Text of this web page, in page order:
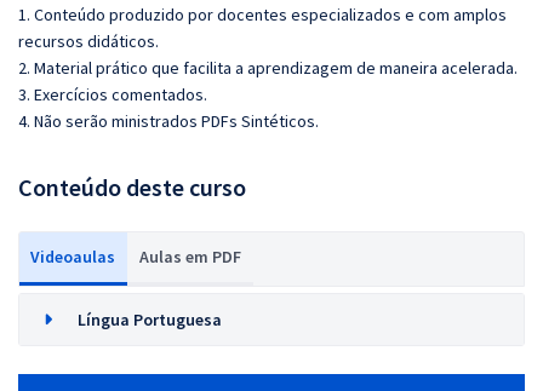
1. Conteúdo produzido por docentes especializados e com amplos
recursos didáticos.
2. Material prático que facilita a aprendizagem de maneira acelerada.
3. Exercícios comentados.
4. Não serão ministrados PDFs Sintéticos.
Conteúdo deste curso
Videoaulas Aulas em PDF
Língua Portuguesa